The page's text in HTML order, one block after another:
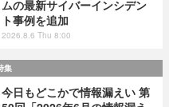
ムの最新サイバーインシデン
ト事例を追加
2026.8.6 Thu 8:00
集
今日もどこかで情報漏えい 第